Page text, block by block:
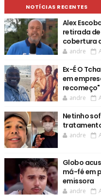
NOTÍCIAS RECENTES
Alex
retirada
cobertura
andre
Ex-É O
em
recomeço"
andre
Netinho
andre
Globo
má-fé em
emissora
andre